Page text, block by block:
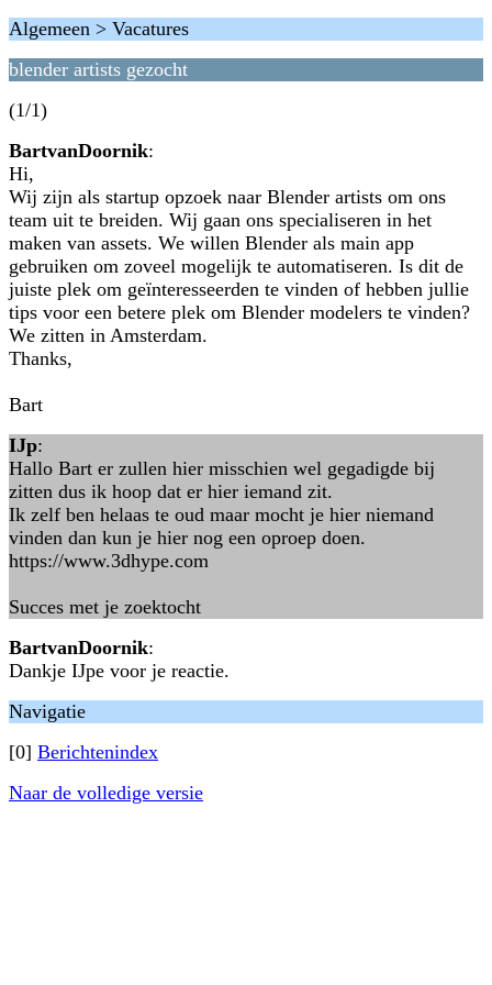
Algemeen > Vacatures
blender artists gezocht
(1/1)
BartvanDoornik:
Hi,
Wij zijn als startup opzoek naar Blender artists om ons
team uit te breiden. Wij gaan ons specialiseren in het
maken van assets. We willen Blender als main app
gebruiken om zoveel mogelijk te automatiseren. Is dit de
juiste plek om geïnteresseerden te vinden of hebben jullie
tips voor een betere plek om Blender modelers te vinden?
We zitten in Amsterdam.
Thanks,
Bart
IJp:
Hallo Bart er zullen hier misschien wel gegadigde bij
zitten dus ik hoop dat er hier iemand zit.
Ik zelf ben helaas te oud maar mocht je hier niemand
vinden dan kun je hier nog een oproep doen.
https://www.3dhype.com
Succes met je zoektocht
BartvanDoornik:
Dankje IJpe voor je reactie.
Navigatie
[0] Berichtenindex
Naar de volledige versie